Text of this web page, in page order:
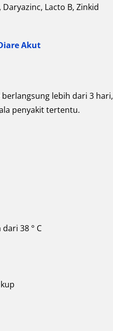
Lacto B, Zinkid
Akut
lebih dari 3 hari,
penyakit tertentu.
38 ° C